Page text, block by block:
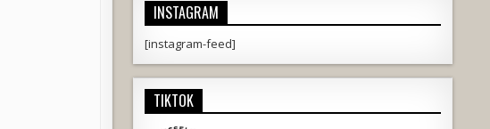
INSTAGRAM
[instagram-feed]
TIKTOK